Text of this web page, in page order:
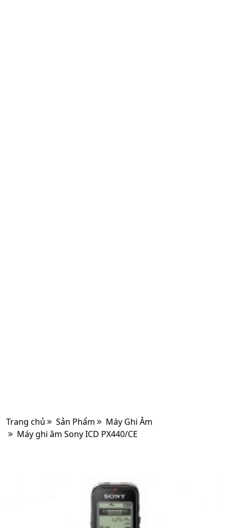
Trang chủ Sản Phẩm
Máy Ghi Âm
Máy ghi âm Sony ICD PX440/CE